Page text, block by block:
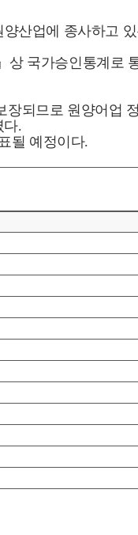
산업에 종사하고
상 국가승인통계로
장되므로 원양어업
다.
될 예정이다.